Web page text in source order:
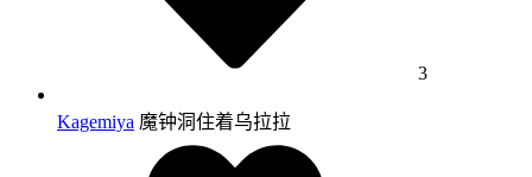
3
Kagemiya 魔钟洞住着乌拉拉